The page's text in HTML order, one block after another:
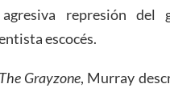
represión del
escocés.
The Grayzone, Murray